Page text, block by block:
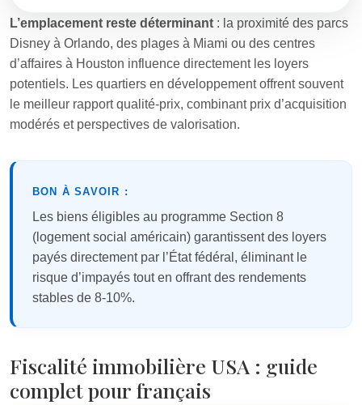
L’emplacement reste déterminant : la proximité des parcs
Disney à Orlando, des plages à Miami ou des centres
d’affaires à Houston influence directement les loyers
potentiels. Les quartiers en développement offrent souvent
le meilleur rapport qualité-prix, combinant prix d’acquisition
modérés et perspectives de valorisation.
BON À SAVOIR :
Les biens éligibles au programme Section 8
(logement social américain) garantissent des loyers
payés directement par l’État fédéral, éliminant le
risque d’impayés tout en offrant des rendements
stables de 8-10%.
Fiscalité immobilière USA : guide
complet pour français